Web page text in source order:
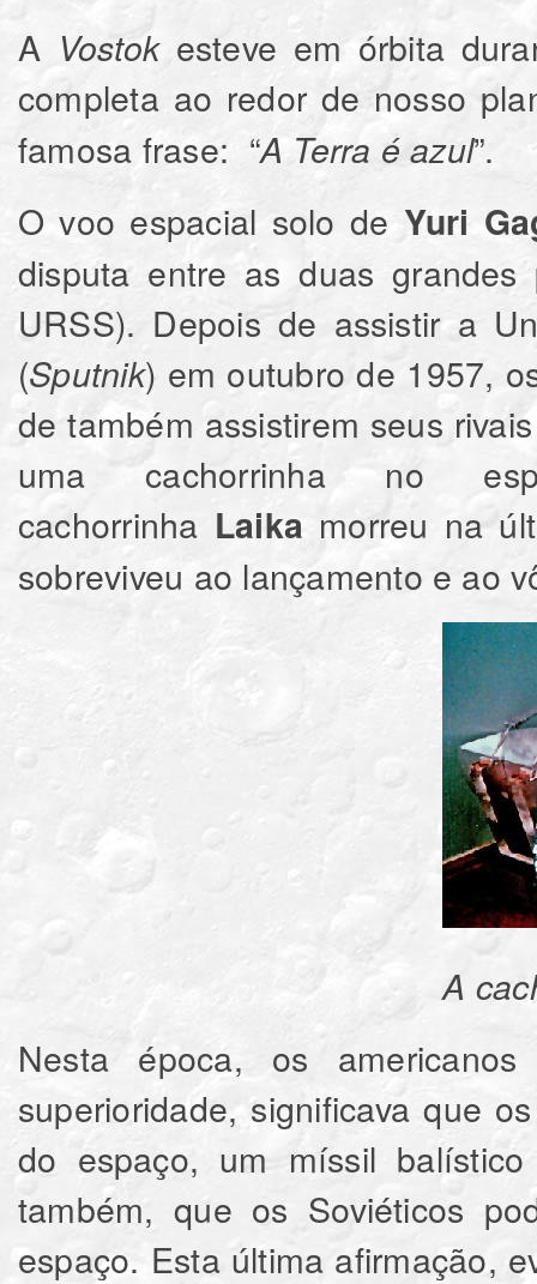
A Vostokesteve em órbita
completa ao redor de nosso
famosa frase: “A Terra é azul”.
O voo espacial solo de Yuri
disputa entre as duas
URSS). Depois de assistir a
(Sputnik) em outubro de 1957,
de também assistirem seus
uma cachorrinha no
cachorrinha Laika morreu na
sobreviveu ao lançamento e ao
A
Nesta época, os
superioridade, significava que
do espaço, um míssil
também, que os Soviéticos
espaço. Esta última afirmação,